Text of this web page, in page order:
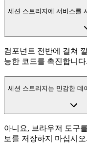
세션 스토리지에 서비스를
컴포넌트 전반에 걸쳐
능한 코드를 촉진합니다.
세션 스토리지는 민감한 데
아니요, 브라우저 도구
보를 저장하지 마십시오.